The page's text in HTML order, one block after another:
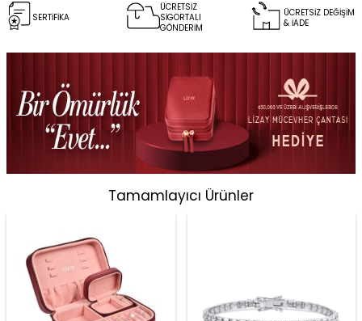
SERTİFİKA
ÜCRETSİZ
SİGORTALI
GÖNDERİM
ÜCRETSİZ DEĞİŞİM
& İADE
Tamamlayıcı Ürünler